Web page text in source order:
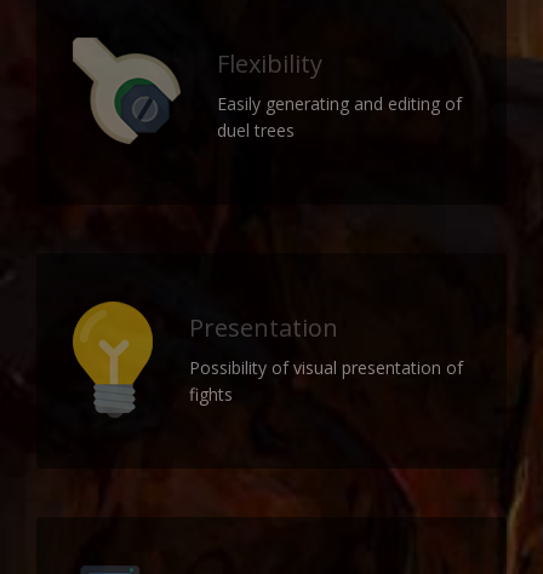
Flexibility
Easily generating and editing of
duel trees
Presentation
Possibility of visual presentation of
fights